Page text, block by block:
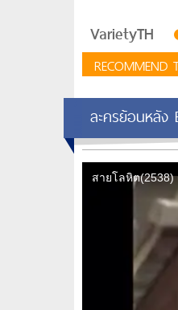
VarietyTH
RECOMMEND
ละครย้อนหลัง